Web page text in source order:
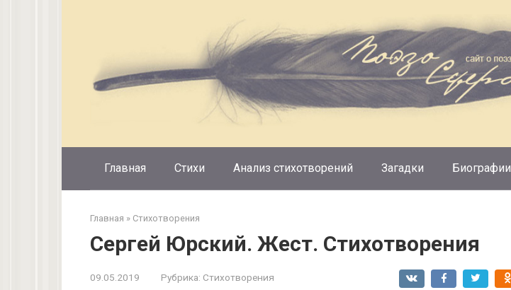
Главная Стихи Анализ стихотворений Загадки Биографии
Главная » Стихотворения
Cергей Юрский. Жест. Стихотворения
09.05.2019 Рубрика: Стихотворения